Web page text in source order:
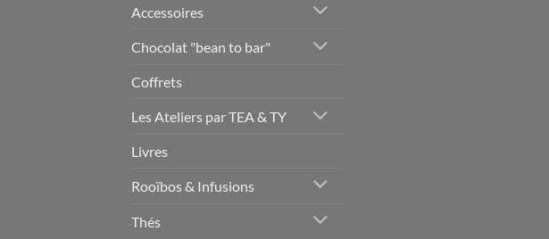
Accessoires
Chocolat "bean to bar"
Coffrets
Les Ateliers par TEA & TY
Livres
Rooïbos & Infusions
Thés